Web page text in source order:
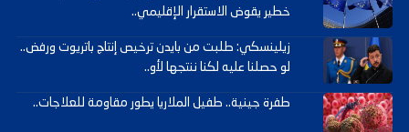
خطير يقوض الاستقرار الإقليمي..
زيلينسكي: طلبت من بايدن ترخيص إنتاج باتريوت ورفض..
لو حصلنا عليه لكنا ننتجها لأو..
طفرة جينية.. طفيل الملاريا يطور مقاومة للعلاجات..